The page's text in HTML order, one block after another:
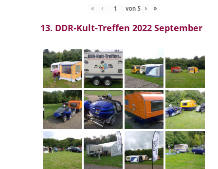
« ‹ von 5 › »
13. DDR-Kult-Treffen 2022 September